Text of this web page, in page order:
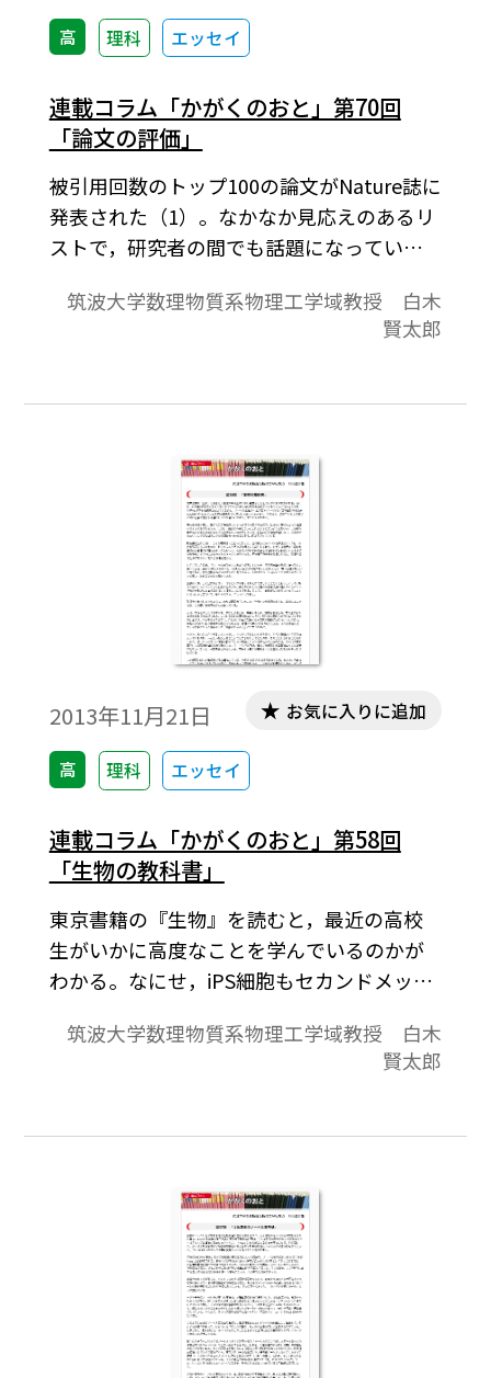
高 理科 エッセイ
連載コラム「かがくのおと」第70回
「論文の評価」
被引用回数のトップ100の論文がNature誌に
発表された（1）。なかなか見応えのあるリ
ストで，研究者の間でも話題になってい
筑波大学数理物質系物理工学域教授 白木
賢太郎
2013年11月21日
高 理科 エッセイ
お気に入りに追加
連載コラム「かがくのおと」第58回
「生物の教科書」
東京書籍の『生物』を読むと，最近の高校
生がいかに高度なことを学んでいるのかが
わかる。なにせ，iPS細胞もセカンドメッセ
ゲノムプロジェクトもSNPsもGFPも小胞輸
送も出てくるのだ。ノーベル生理学・医学
COLUMNやPLUSといった囲み記事などを駆
として入試のために必要な内容も本編にし
っかり書かれてある。すごいものである。
筑波大学数理物質系物理工学域教授 白木
賢太郎